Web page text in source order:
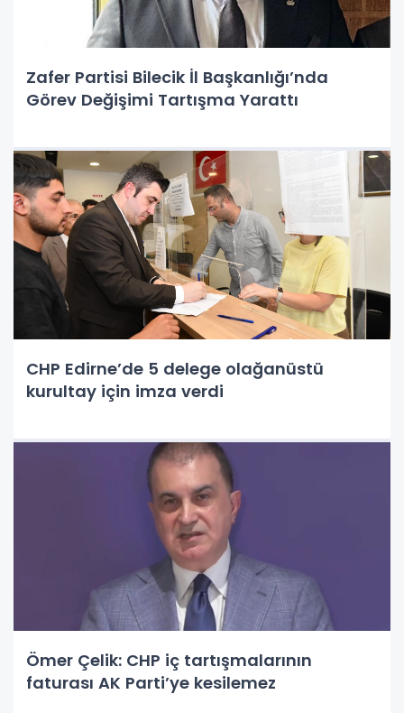
Zafer Partisi Bilecik İl Başkanlığı’nda
Görev Değişimi Tartışma Yarattı
CHP Edirne’de 5 delege olağanüstü
kurultay için imza verdi
Ömer Çelik: CHP iç tartışmalarının
faturası AK Parti’ye kesilemez